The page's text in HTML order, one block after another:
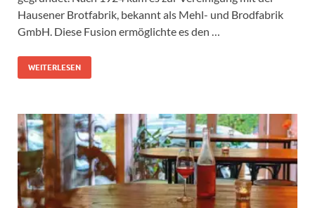
Hausener Brotfabrik, bekannt als Mehl- und Brodfabrik
GmbH. Diese Fusion ermöglichte es den …
WEITERLESEN